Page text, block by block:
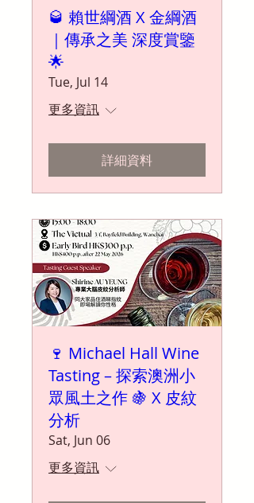
🥃 賴世綱酒 X 金綱酒
｜傳承之美 深度賞鑒
🌟
Tue, Jul 14
更多資訊
詳細資料
🍷 Michael Hall Wine
Tasting – 探索澳洲小
眾風土之作 🍇 X 皮紋
分析
Sat, Jun 06
更多資訊